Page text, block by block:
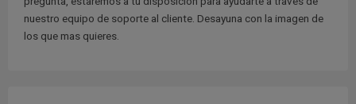
nuestro equipo de soporte al cliente. Desayuna con la imagen de
los que mas quieres.